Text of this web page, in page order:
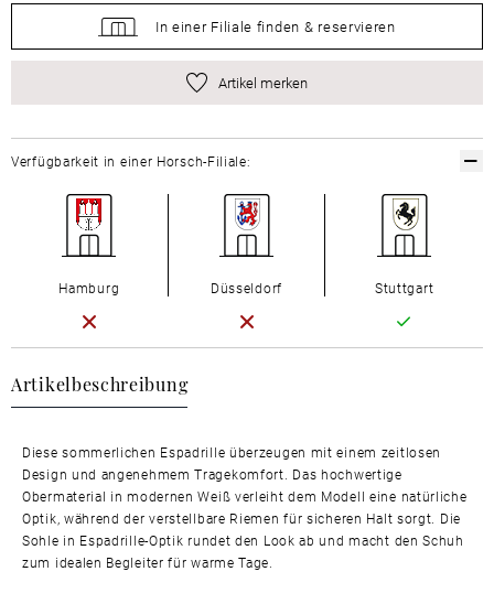
In einer Filiale finden & reservieren
Artikel merken
Artikelbeschreibung
Diese sommerlichen Espadrille überzeugen mit einem zeitlosen
Design und angenehmem Tragekomfort. Das hochwertige
Obermaterial in modernen Weiß verleiht dem Modell eine natürliche
Optik, während der verstellbare Riemen für sicheren Halt sorgt. Die
Sohle in Espadrille-Optik rundet den Look ab und macht den Schuh
zum idealen Begleiter für warme Tage.
Verfügbarkeit in einer Horsch-Filiale:
Hamburg Düsseldorf Stuttgart